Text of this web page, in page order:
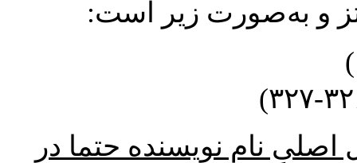
و به‌صورت زیر است:
نام نویسنده حتما در